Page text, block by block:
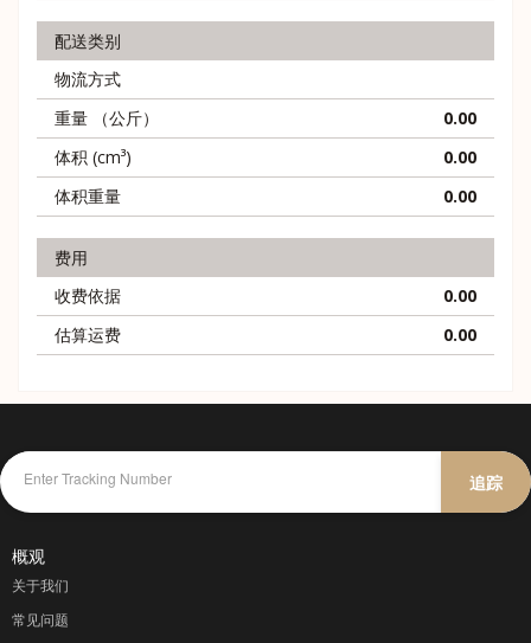
配送类别
物流方式
重量 （公斤）
0.00
体积 (cm³)
0.00
体积重量
0.00
费用
收费依据
0.00
估算运费
0.00
追踪
概观
关于我们
常见问题